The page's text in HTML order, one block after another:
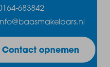
683842
Contact opnemen